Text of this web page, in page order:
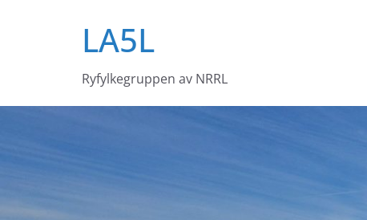
LA5L
Ryfylkegruppen av NRRL